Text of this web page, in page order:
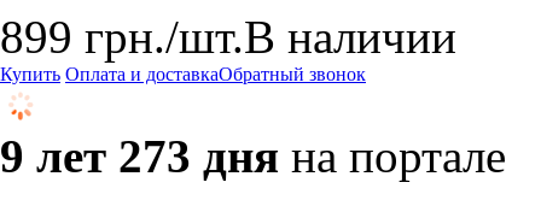
899 грн./шт.В наличии
Купить Оплата и доставкаОбратный звонок
9 лет 273 дня на портале